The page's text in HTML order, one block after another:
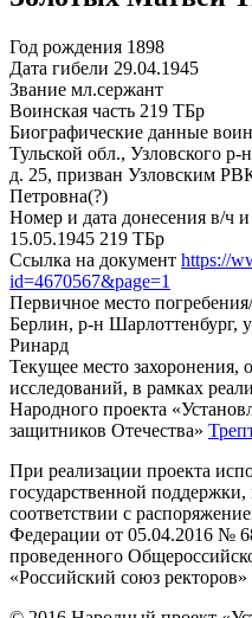
Год рождения 1898
Дата гибели 29.04.1945
Звание мл.сержант
Воинская часть 219 ТБр
Биографические данные
Тульской обл., Узловского р-
д. 25, призван Узловским
Петровна(?)
Номер и дата донесения в/ч и
15.05.1945 219 ТБр
Ссылка на документ https://
id=4670567&page=1
Первичное место
Берлин, р-н Шарлоттенбург,
Ринард
Текущее место захоронения,
исследований, в рамках
Народного проекта
защитников Отечества»
При реализации проекта
государственной
соответствии с
Федерации от 05.04.2016 №
проведенного
«Российский союз ректоров»